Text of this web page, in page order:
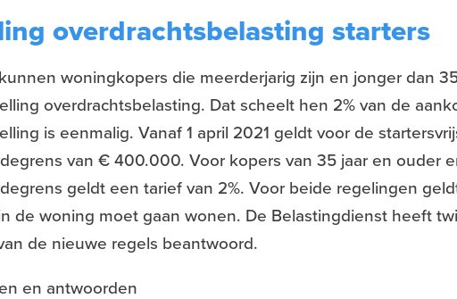
overdrachtsbelasting starters
woningkopers die meerderjarig zijn en jonger dan
overdrachtsbelasting. Dat scheelt hen 2% van de
is eenmalig. Vanaf 1 april 2021 geldt voor de
van € 400.000. Voor kopers van 35 jaar en ouder
geldt een tarief van 2%. Voor beide regelingen
de woning moet gaan wonen. De Belastingdienst heeft
de nieuwe regels beantwoord.
en antwoorden